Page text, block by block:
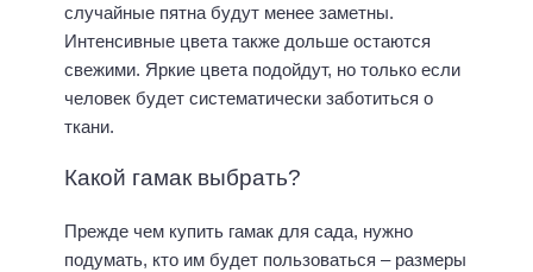
случайные пятна будут менее заметны.
Интенсивные цвета также дольше остаются
свежими. Яркие цвета подойдут, но только если
человек будет систематически заботиться о
ткани.
Какой гамак выбрать?
Прежде чем купить гамак для сада, нужно
подумать, кто им будет пользоваться – размеры